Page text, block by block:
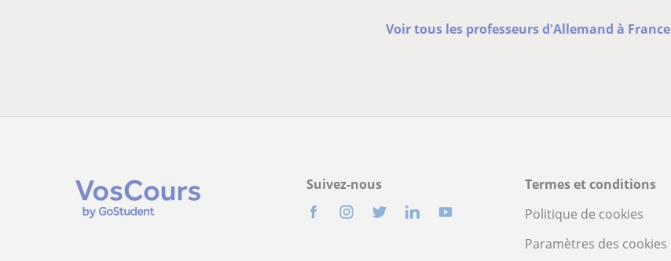
Voir tous les professeurs d'Allemand à France
Suivez-nous
Termes et conditions
Politique de cookies
Paramètres des cookies